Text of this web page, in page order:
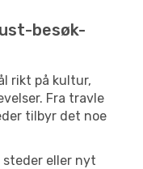
besøk-
rikt på kultur,
Fra travle
tilbyr det noe
eller nyt